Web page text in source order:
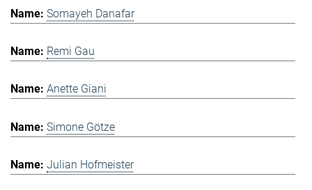
Somayeh Danafar
Remi Gau
Anette Giani
Simone Götze
Julian Hofmeister